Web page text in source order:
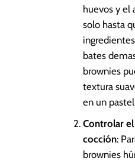
huevos y el
solo hasta
bates
brownies
textura
en un
Controlar
cocción:
brownies